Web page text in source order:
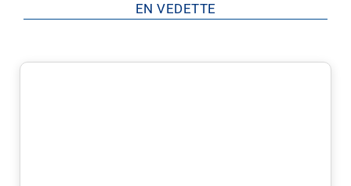
EN VEDETTE